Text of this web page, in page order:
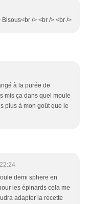
/> <br /> <br />
à la purée de
mis ça dans quel moule
plus à mon goût que le
demi sphere en
les épinards cela me
adapter la recette